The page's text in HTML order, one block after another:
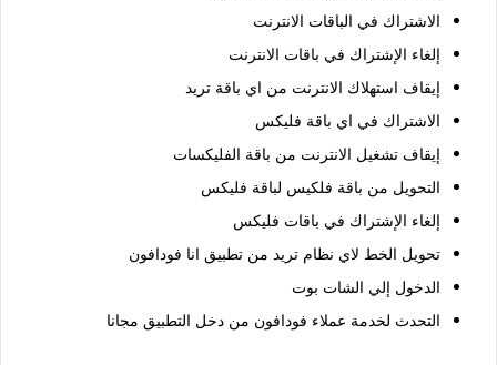
الاشتراك في الباقات الانترنت
إلغاء الإشتراك في باقات الانترنت
إيقاف استهلاك الانترنت من اي باقة تريد
الاشتراك في اي باقة فليكس
إيقاف تشغيل الانترنت من باقة الفليكسات
التحويل من باقة فلكيس لباقة فليكس
إلغاء الإشتراك في باقات فليكس
تحويل الخط لاي نظام تريد من تطبيق انا فودافون
الدخول إلي الشات بوت
التحدث لخدمة عملاء فودافون من دخل التطبيق مجانا